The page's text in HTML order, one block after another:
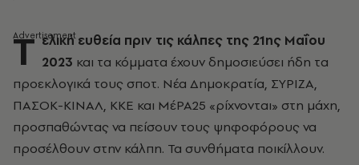
Τ ελική ευθεία πριν τις κάλπες της 21ης Μαΐου
2023 και τα κόμματα έχουν δημοσιεύσει ήδη τα
προεκλογικά τους σποτ. Νέα Δημοκρατία, ΣΥΡΙΖΑ,
ΠΑΣΟΚ-ΚΙΝΑΛ, ΚΚΕ και ΜέΡΑ25 «ρίχνονται» στη μάχη,
προσπαθώντας να πείσουν τους ψηφοφόρους να
προσέλθουν στην κάλπη. Τα συνθήματα ποικίλλουν.